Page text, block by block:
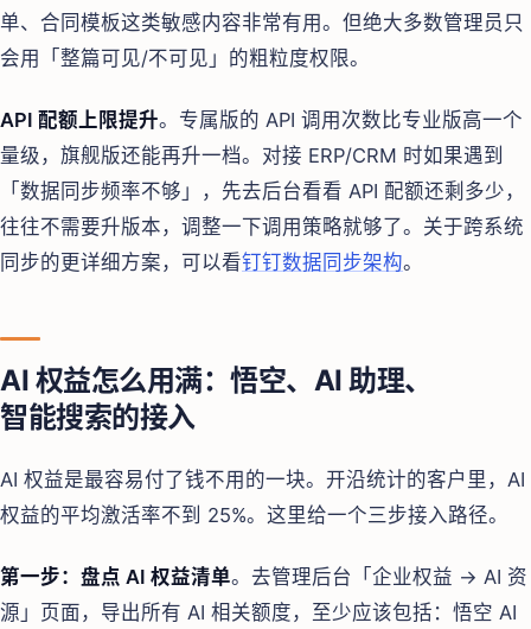
单、合同模板这类敏感内容非常有用。但绝大多数管理员只
会用「整篇可见/不可见」的粗粒度权限。
API 配额上限提升。专属版的 API 调用次数比专业版高一个
量级，旗舰版还能再升一档。对接 ERP/CRM 时如果遇到
「数据同步频率不够」，先去后台看看 API 配额还剩多少，
往往不需要升版本，调整一下调用策略就够了。关于跨系统
同步的更详细方案，可以看钉钉数据同步架构。
AI 权益怎么用满：悟空、AI 助理、
智能搜索的接入
AI 权益是最容易付了钱不用的一块。开沿统计的客户里，AI
权益的平均激活率不到 25%。这里给一个三步接入路径。
第一步：盘点 AI 权益清单。去管理后台「企业权益 → AI 资
源」页面，导出所有 AI 相关额度，至少应该包括：悟空 AI